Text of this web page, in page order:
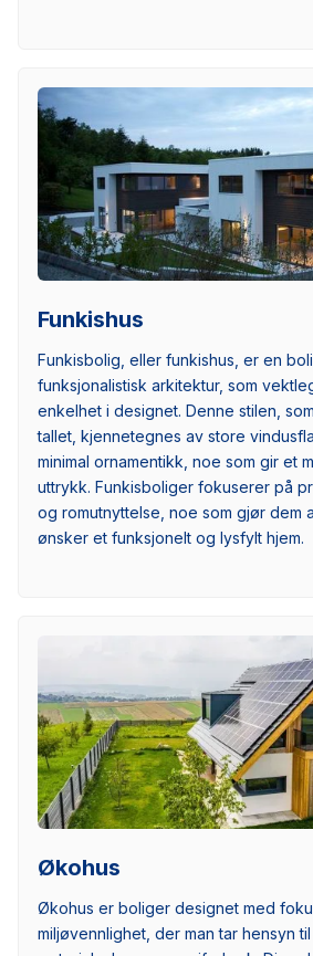
Funkishus
Funkisbolig, eller funkishus, er en
funksjonalistisk arkitektur, som
enkelhet i designet. Denne stilen,
tallet, kjennetegnes av store
minimal ornamentikk, noe som gir et
uttrykk. Funkisboliger fokuserer på
og romutnyttelse, noe som gjør dem
ønsker et funksjonelt og lysfylt hjem.
Økohus
Økohus er boliger designet med
miljøvennlighet, der man tar hensyn